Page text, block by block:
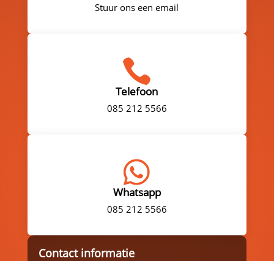
Stuur ons een email

Telefoon
085 212 5566

Whatsapp
085 212 5566
Contact informatie